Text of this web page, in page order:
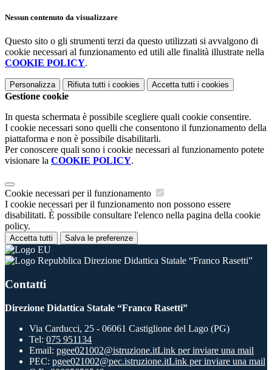
Nessun contenuto da visualizzare
Questo sito o gli strumenti terzi da questo utilizzati si avvalgono di
cookie necessari al funzionamento ed utili alle finalità illustrate nella
COOKIE POLICY.
Personalizza Rifiuta tutti i cookies Accetta tutti i cookies
Gestione cookie
In questa schermata è possibile scegliere quali cookie consentire.
I cookie necessari sono quelli che consentono il funzionamento della
piattaforma e non è possibile disabilitarli.
Per conoscere quali sono i cookie necessari al funzionamento potete
visionare la COOKIE POLICY.
Cookie necessari per il funzionamento
I cookie necessari per il funzionamento non possono essere
disabilitati. È possibile consultare l'elenco nella pagina della cookie
policy.
Accetta tutti Salva le preferenze
Direzione Didattica Statale “Franco Rasetti”
Contatti
Direzione Didattica Statale “Franco Rasetti”
Via Carducci, 25 - 06061 Castiglione del Lago (PG)
Tel: 075 951134
Email: pgee021002@istruzione.itLink per inviare una mail
PEC: pgee021002@pec.istruzione.itLink per inviare una mail